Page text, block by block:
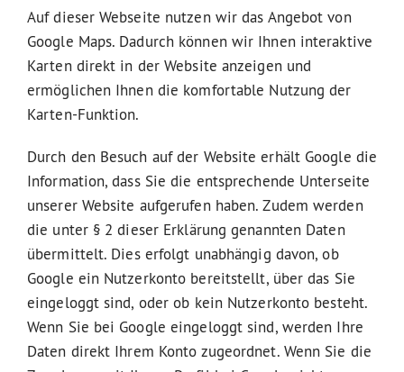
Auf dieser Webseite nutzen wir das Angebot von
Google Maps. Dadurch können wir Ihnen interaktive
Karten direkt in der Website anzeigen und
ermöglichen Ihnen die komfortable Nutzung der
Karten-Funktion.
Durch den Besuch auf der Website erhält Google die
Information, dass Sie die entsprechende Unterseite
unserer Website aufgerufen haben. Zudem werden
die unter § 2 dieser Erklärung genannten Daten
übermittelt. Dies erfolgt unabhängig davon, ob
Google ein Nutzerkonto bereitstellt, über das Sie
eingeloggt sind, oder ob kein Nutzerkonto besteht.
Wenn Sie bei Google eingeloggt sind, werden Ihre
Daten direkt Ihrem Konto zugeordnet. Wenn Sie die